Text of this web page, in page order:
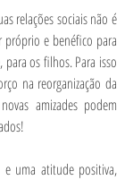
relações sociais não é
próprio e benéfico para
os filhos. Para isso
na reorganização da
amizades podem
e uma atitude positiva,